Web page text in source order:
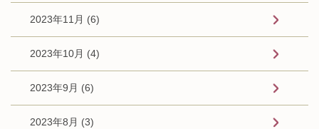
2023年11月 (6)
2023年10月 (4)
2023年9月 (6)
2023年8月 (3)